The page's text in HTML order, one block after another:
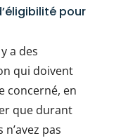
pour
a des
qui doivent
concerné, en
que durant
pas